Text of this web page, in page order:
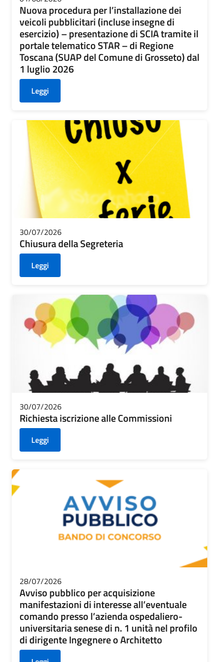
Nuova procedura per l’installazione dei
veicoli pubblicitari (incluse insegne di
esercizio) – presentazione di SCIA tramite il
portale telematico STAR – di Regione
Toscana (SUAP del Comune di Grosseto) dal
1 luglio 2026
Leggi
30/07/2026
Chiusura della Segreteria
Leggi
30/07/2026
Richiesta iscrizione alle Commissioni
Leggi
28/07/2026
Avviso pubblico per acquisizione
manifestazioni di interesse all’eventuale
comando presso l’azienda ospedaliero-
universitaria senese di n. 1 unità nel profilo
di dirigente Ingegnere o Architetto